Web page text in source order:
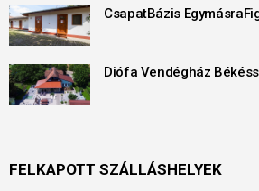
CsapatBázis
Diófa Vendégház
FELKAPOTT SZÁLLÁSHELYEK